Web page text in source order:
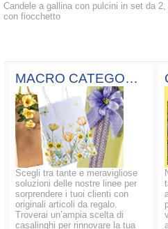
Candele a gallina con pulcini in set da
con fiocchetto
MACRO CATEGORIE
Scegli tra tante e meravigliose
soluzioni delle nostre linee per
sorprendere i tuoi clienti con
originali articoli da regalo.
Troverai un’ampia scelta di
casalinghi per rinnovare la tua